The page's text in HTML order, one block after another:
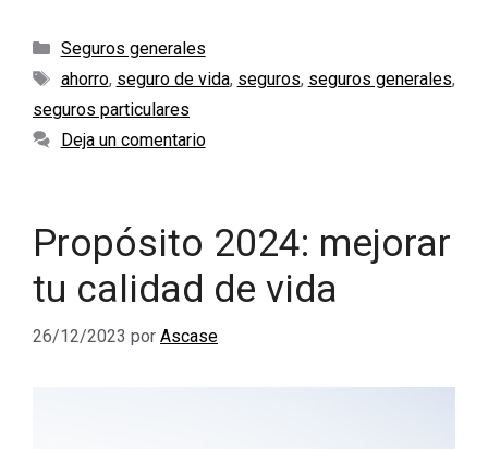
Categorías
Seguros generales
Etiquetas
ahorro, seguro de vida, seguros, seguros generales,
seguros particulares
Deja un comentario
Propósito 2024: mejorar
tu calidad de vida
26/12/2023 por Ascase